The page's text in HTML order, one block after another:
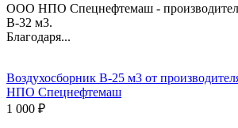
ООО НПО Спецнефтемаш -
В-32 м3.
Благодаря...
Воздухосборник В-25 м3 от
НПО Спецнефтемаш
1 000 ₽